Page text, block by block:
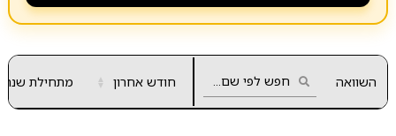
השוואה חודש אחרון ▲
▼ מתחילת שנה